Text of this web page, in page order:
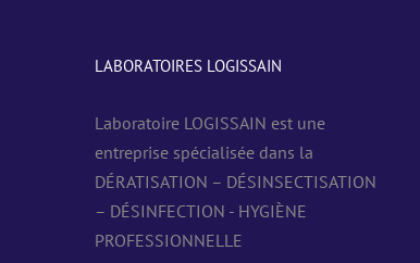
LABORATOIRES LOGISSAIN
Laboratoire LOGISSAIN est une
entreprise spécialisée dans la
DÉRATISATION – DÉSINSECTISATION
– DÉSINFECTION - HYGIÈNE
PROFESSIONNELLE